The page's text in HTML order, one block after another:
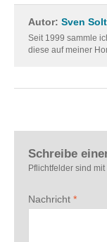
Autor: Sven
Seit 1999 sammle
diese auf meiner
Schreibe
Pflichtfelder sind mit
Nachricht *